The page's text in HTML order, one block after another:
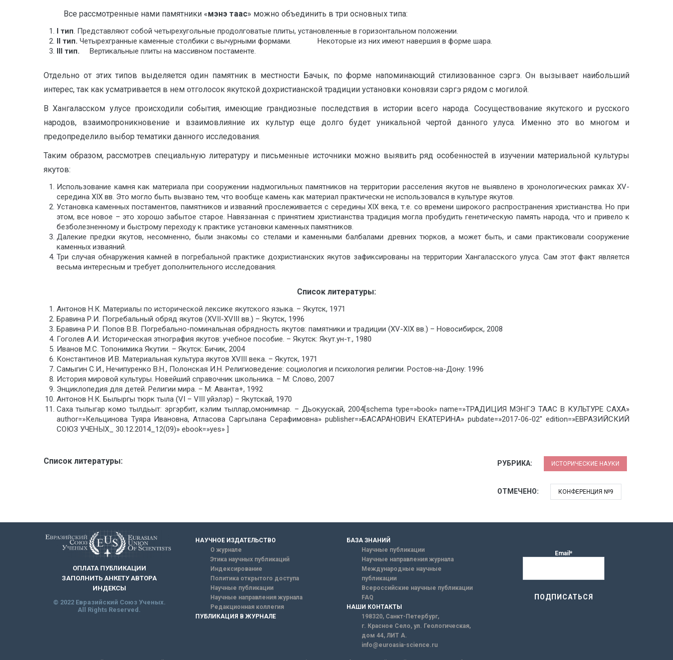
Все рассмотренные нами памятники «мэнэ таас» можно объединить в три основных типа:
I тип. Представляют собой четырехугольные продолговатые плиты, установленные в горизонтальном положении.
II тип. Четырехгранные каменные столбики с вычурными формами. Некоторые из них имеют навершия в форме шара.
III тип. Вертикальные плиты на массивном постаменте.
Отдельно от этих типов выделяется один памятник в местности Бачык, по форме напоминающий стилизованное сэргэ. Он вызывает наибольший
интерес, так как усматривается в нем отголосок якутской дохристианской традиции установки коновязи сэргэ рядом с могилой.
В Хангаласском улусе происходили события, имеющие грандиозные последствия в истории всего народа. Сосуществование якутского и русского
народов, взаимопроникновение и взаимовлияние их культур еще долго будет уникальной чертой данного улуса. Именно это во многом и
предопределило выбор тематики данного исследования.
Таким образом, рассмотрев специальную литературу и письменные источники можно выявить ряд особенностей в изучении материальной культуры
якутов:
Использование камня как материала при сооружении надмогильных памятников на территории расселения якутов не выявлено в хронологических рамках XV-
середина XIX вв. Это могло быть вызвано тем, что вообще камень как материал практически не использовался в культуре якутов.
Установка каменных постаментов, памятников и изваяний прослеживается с середины XIX века, т.е. со времени широкого распространения христианства. Но при
этом, все новое – это хорошо забытое старое. Навязанная с принятием христианства традиция могла пробудить генетическую память народа, что и привело к
безболезненному и быстрому переходу к практике установки каменных памятников.
Далекие предки якутов, несомненно, были знакомы со стелами и каменными балбалами древних тюрков, а может быть, и сами практиковали сооружение
каменных изваяний.
Три случая обнаружения камней в погребальной практике дохристианских якутов зафиксированы на территории Хангаласского улуса. Сам этот факт является
весьма интересным и требует дополнительного исследования.
Список литературы:
Антонов Н.К. Материалы по исторической лексике якутского языка. – Якутск, 1971
Бравина Р.И. Погребальный обряд якутов (XVII-XVIII вв.) – Якутск, 1996
Бравина Р.И. Попов В.В. Погребально-поминальная обрядность якутов: памятники и традиции (XV-XIX вв.) – Новосибирск, 2008
Гоголев А.И. Историческая этнография якутов: учебное пособие. – Якутск: Якут.ун-т., 1980
Иванов М.С. Топонимика Якутии. – Якутск: Бичик, 2004
Константинов И.В. Материальная культура якутов XVIII века. – Якутск, 1971
Самыгин С.И., Нечипуренко В.Н., Полонская И.Н. Религиоведение: социология и психология религии. Ростов-на-Дону: 1996
История мировой культуры. Новейший справочник школьника. – М: Слово, 2007
Энциклопедия для детей. Религии мира. – М: Аванта+, 1992
Антонов Н.К. Былыргы тюрк тыла (VI – VIII уйэлэр) – Якутскай, 1970
Саха тылыгар комо тылдьыт: эргэрбит, кэлим тыллар,омонимнар. – Дьокуускай, 2004[schema type=»book» name=»ТРАДИЦИЯ МЭНГЭ ТААС В КУЛЬТУРЕ САХА»
author=»Кельцинова Туяра Ивановна, Атласова Саргылана Серафимовна» publisher=»БАСАРАНОВИЧ ЕКАТЕРИНА» pubdate=»2017-06-02″ edition=»ЕВРАЗИЙСКИЙ
СОЮЗ УЧЕНЫХ_ 30.12.2014_12(09)» ebook=»yes» ]
Список литературы: РУБРИКА: ИСТОРИЧЕСКИЕ НАУКИ
ОТМЕЧЕНО: КОНФЕРЕНЦИЯ №9
ОПЛАТА ПУБЛИКАЦИИ
ЗАПОЛНИТЬ АНКЕТУ АВТОРА
ИНДЕКСЫ
© 2022 Евразийский Союз Ученых.
All Rights Reserved.
НАУЧНОЕ ИЗДАТЕЛЬСТВО
О журнале
Этика научных публикаций
Индексирование
Политика открытого доступа
Научные публикации
Научные направления журнала
Редакционная коллегия
ПУБЛИКАЦИЯ В ЖУРНАЛЕ
БАЗА ЗНАНИЙ
Научные публикации
Научные направления журнала
Международные научные
публикации
Всероссийские научные публикации
FAQ
НАШИ КОНТАКТЫ
198320, Санкт-Петербург,
г. Красное Село, ул. Геологическая,
дом 44, ЛИТ А.
info@euroasia-science.ru
Email*